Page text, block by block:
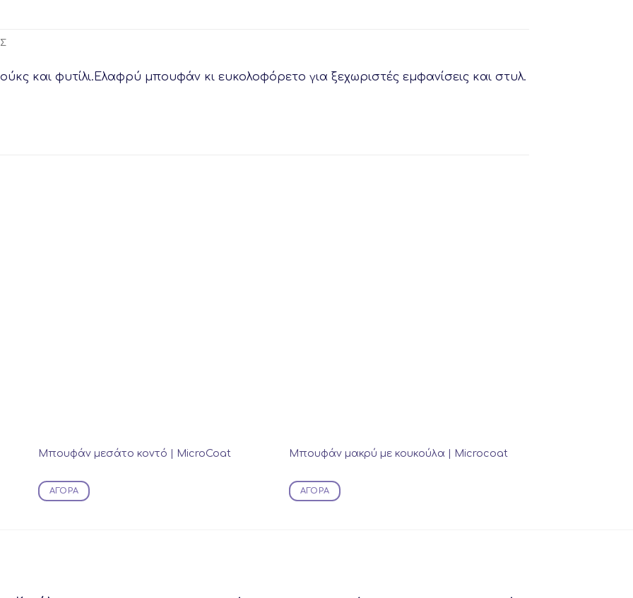
και φυτίλι.Ελαφρύ μπουφάν κι ευκολοφόρετο για ξεχωριστές εμφανίσεις και στυλ.
Μπουφάν μεσάτο κοντό | MicroCoat
ΑΓΟΡΆ
Μπουφάν μακρύ με κουκούλα | Microcoat
ΑΓΟΡΆ